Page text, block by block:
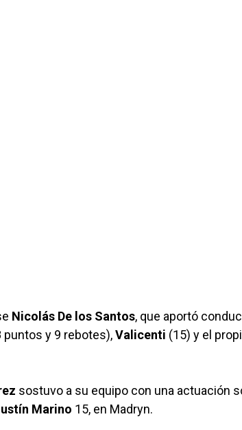
Nicolás De los Santos, que aportó
puntos y 9 rebotes),Valicenti (15) y el
sostuvo a su equipo con una actuación
Marino 15, en Madryn.